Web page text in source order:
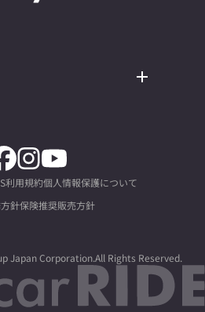
利用規約個人情報保護について
針保険推奨販売方針
Japan Corporation.All Rights Reserved.